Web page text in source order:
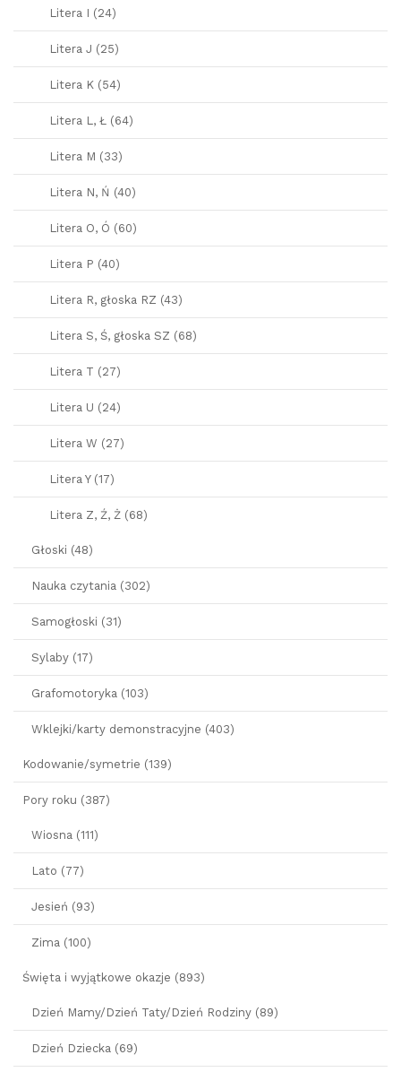
Litera I (24)
Litera J (25)
Litera K (54)
Litera L, Ł (64)
Litera M (33)
Litera N, Ń (40)
Litera O, Ó (60)
Litera P (40)
Litera R, głoska RZ (43)
Litera S, Ś, głoska SZ (68)
Litera T (27)
Litera U (24)
Litera W (27)
Litera Y (17)
Litera Z, Ź, Ż (68)
Głoski (48)
Nauka czytania (302)
Samogłoski (31)
Sylaby (17)
Grafomotoryka (103)
Wklejki/karty demonstracyjne (403)
Kodowanie/symetrie (139)
Pory roku (387)
Wiosna (111)
Lato (77)
Jesień (93)
Zima (100)
Święta i wyjątkowe okazje (893)
Dzień Mamy/Dzień Taty/Dzień Rodziny (89)
Dzień Dziecka (69)